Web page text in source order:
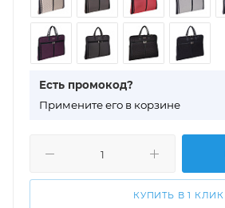
Есть промокод?
Примените его в корзине
КУПИТЬ В 1 КЛИК